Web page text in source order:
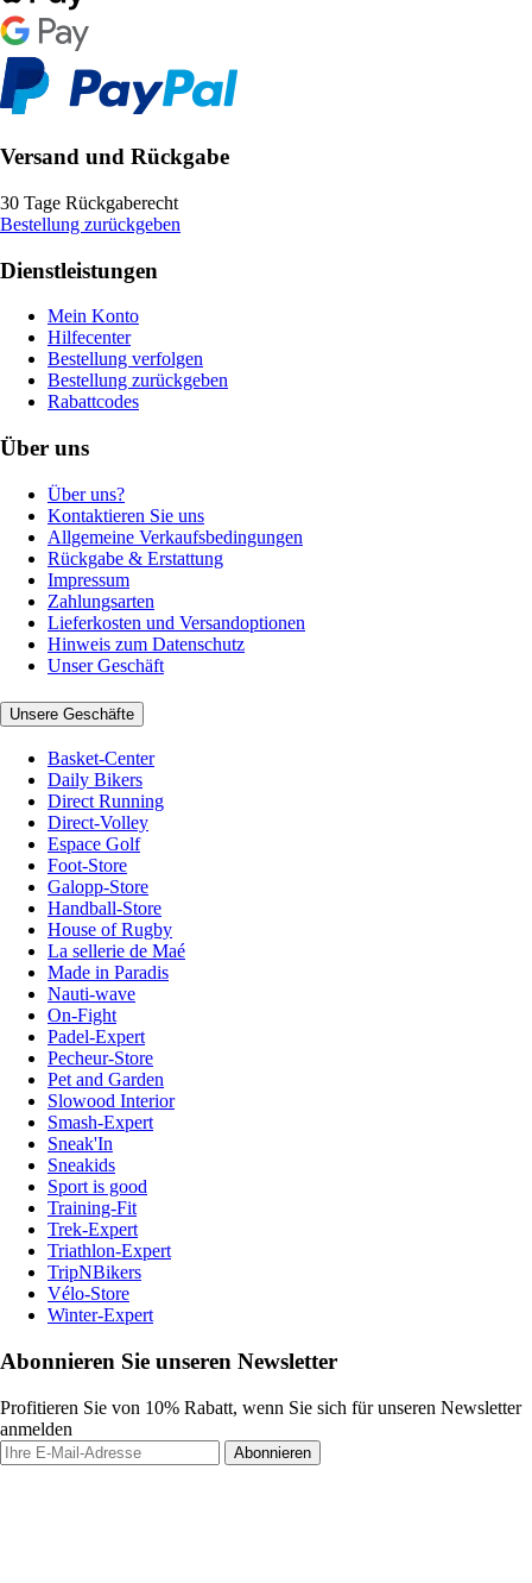
Versand und Rückgabe
30 Tage Rückgaberecht
Bestellung zurückgeben
Dienstleistungen
Mein Konto
Hilfecenter
Bestellung verfolgen
Bestellung zurückgeben
Rabattcodes
Über uns
Über uns?
Kontaktieren Sie uns
Allgemeine Verkaufsbedingungen
Rückgabe & Erstattung
Impressum
Zahlungsarten
Lieferkosten und Versandoptionen
Hinweis zum Datenschutz
Unser Geschäft
Unsere Geschäfte
Basket-Center
Daily Bikers
Direct Running
Direct-Volley
Espace Golf
Foot-Store
Galopp-Store
Handball-Store
House of Rugby
La sellerie de Maé
Made in Paradis
Nauti-wave
On-Fight
Padel-Expert
Pecheur-Store
Pet and Garden
Slowood Interior
Smash-Expert
Sneak'In
Sneakids
Sport is good
Training-Fit
Trek-Expert
Triathlon-Expert
TripNBikers
Vélo-Store
Winter-Expert
Abonnieren Sie unseren Newsletter
Profitieren Sie von 10% Rabatt, wenn Sie sich für unseren Newsletter
anmelden
Abonnieren